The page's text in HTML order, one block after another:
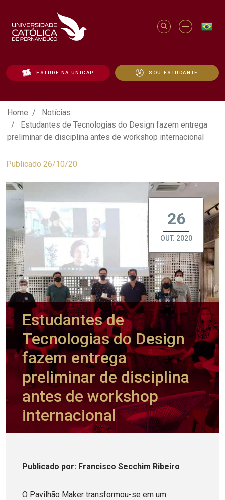
ESTUDE NA UNICAP SOU ESTUDANTE
Estudantes de Tecnologias do Design
Home
Notícias
Estudantes de Tecnologias do Design fazem entrega
preliminar de disciplina antes de workshop internacional
Publicado 26/10/20
26
OUT. 2020
Estudantes de
Tecnologias do Design
fazem entrega
preliminar de disciplina
antes de workshop
internacional
Publicado por: Francisco Secchim Ribeiro
O Pavilhão Maker transformou-se em um